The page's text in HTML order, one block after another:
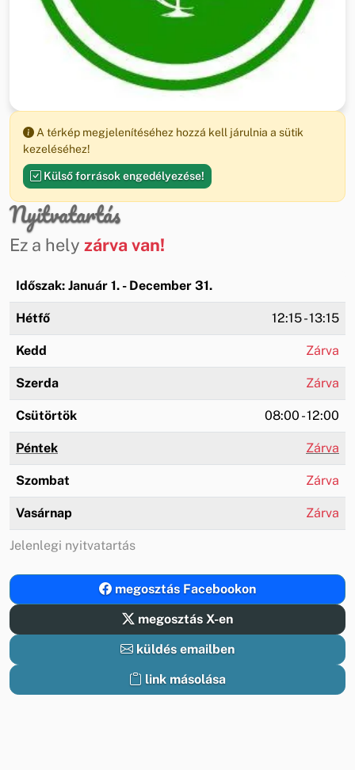
A térkép megjelenítéséhez hozzá kell járulnia a sütik
kezeléséhez!
Külső források engedélyezése!
Nyitvatartás
Ez a hely zárva van!
Időszak: Január 1. - December 31.
Hétfő 12:15 - 13:15
Kedd Zárva
Szerda Zárva
Csütörtök 08:00 - 12:00
Péntek Zárva
Szombat Zárva
Vasárnap Zárva
Jelenlegi nyitvatartás
megosztás Facebookon
megosztás X-en
küldés emailben
link másolása